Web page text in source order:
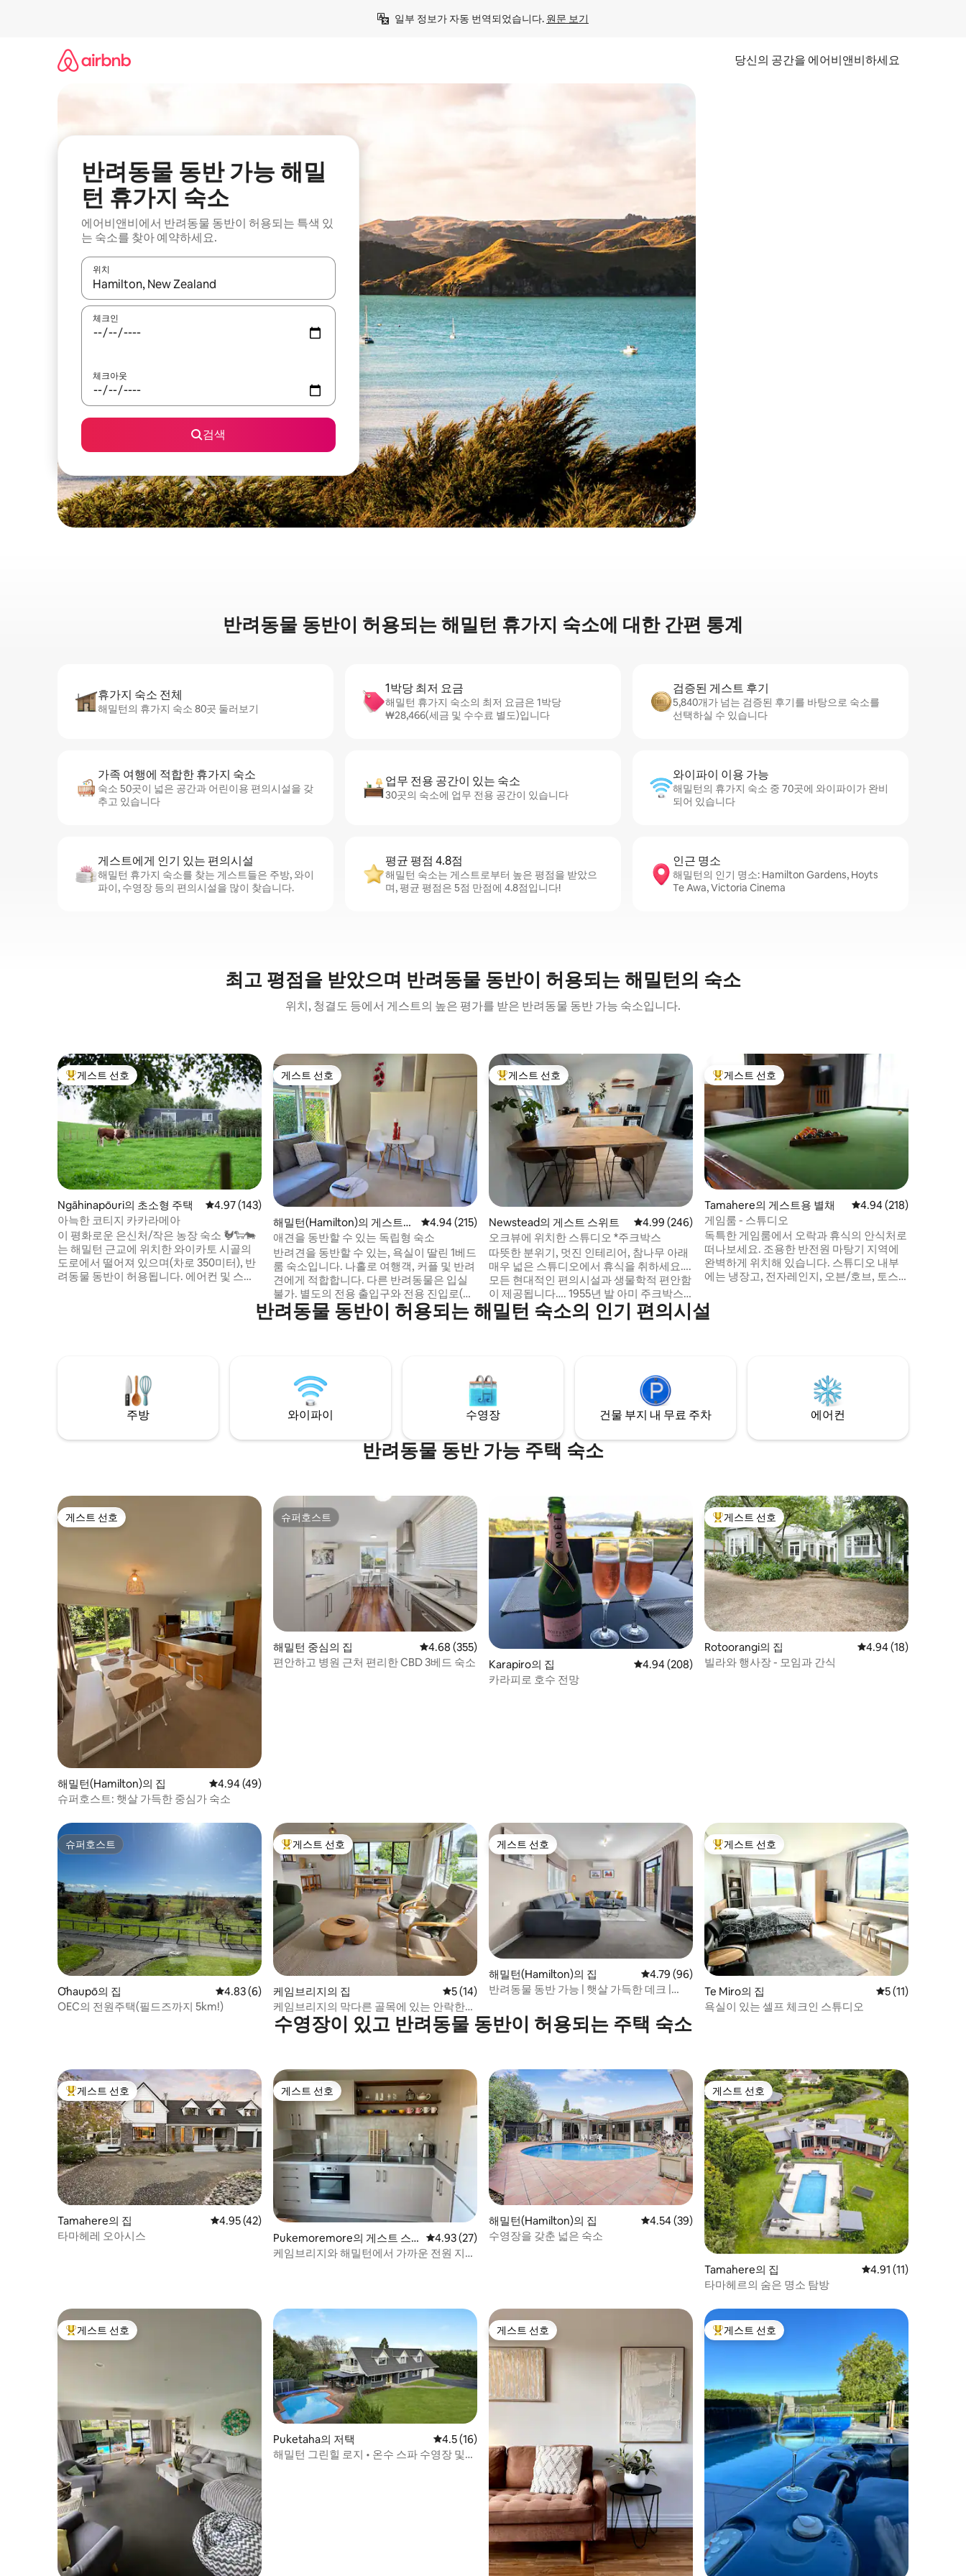
일부 정보가 자동 번역되었습니다. 원문 보기
당신의 공간을 에어비앤비하세요
반려동물 동반 가능 해밀
턴 휴가지 숙소
에어비앤비에서 반려동물 동반이 허용되는 특색 있
는 숙소를 찾아 예약하세요.
위치
결과가 나오면 위·아래 화살표 키를 사용하거나 터치 또는 스와이프 동작으로 탐색하세요.
체크인
체크아웃
검색
반려동물 동반이 허용되는 해밀턴 휴가지 숙소에 대한 간편 통계
휴가지 숙소 전체
해밀턴의 휴가지 숙소 80곳 둘러보기
1박당 최저 요금
해밀턴 휴가지 숙소의 최저 요금은 1박당
₩28,466(세금 및 수수료 별도)입니다
검증된 게스트 후기
5,840개가 넘는 검증된 후기를 바탕으로 숙소를
선택하실 수 있습니다
가족 여행에 적합한 휴가지 숙소
숙소 50곳이 넓은 공간과 어린이용 편의시설을 갖
추고 있습니다
업무 전용 공간이 있는 숙소
30곳의 숙소에 업무 전용 공간이 있습니다
와이파이 이용 가능
해밀턴의 휴가지 숙소 중 70곳에 와이파이가 완비
되어 있습니다
게스트에게 인기 있는 편의시설
해밀턴 휴가지 숙소를 찾는 게스트들은 주방, 와이
파이, 수영장 등의 편의시설을 많이 찾습니다.
평균 평점 4.8점
해밀턴 숙소는 게스트로부터 높은 평점을 받았으
며, 평균 평점은 5점 만점에 4.8점입니다!
인근 명소
해밀턴의 인기 명소: Hamilton Gardens, Hoyts
Te Awa, Victoria Cinema
최고 평점을 받았으며 반려동물 동반이 허용되는 해밀턴의 숙소
위치, 청결도 등에서 게스트의 높은 평가를 받은 반려동물 동반 가능 숙소입니다.
상위 게스트 선호
게스트 선호
Ngāhinapōuri의 초소형 주택 평점 4.97점(5점 만점), 후기 143개
4.97 (143)
아늑한 코티지 카카라메아
이 평화로운 은신처/작은 농장 숙소 🐓🐑🐄
는 해밀턴 근교에 위치한 와이카토 시골의
도로에서 떨어져 있으며(차로 350미터), 반
려동물 동반이 허용됩니다. 에어컨 및 스타
부시 산책로, 래글런 등에서 차로 50분 이내
퀸 사이즈 소파/침대는 3~4인 그룹만 이용
게스트 선호
게스트 선호
해밀턴(Hamilton)의 게스트
스위트
평점 4.94점(5점 만점), 후기 215개
4.94 (215)
애견을 동반할 수 있는 독립형 숙소
반려견을 동반할 수 있는, 욕실이 딸린 1베드
룸 숙소입니다. 나홀로 여행객, 커플 및 반려
견에게 적합합니다. 다른 반려동물은 입실
불가. 별도의 전용 출입구와 전용 진입로(간
이 차고 포함)가 있습니다. 완벽하게 울타리
가 있는 햇살 가득한 파티오/잔디 공간에서
정류장까지 단 200미터 거리에 있습니다.
침실에는 퀸사이즈 침대가 있으며, 숙소에
는 세탁 시설이 완비되어 있습니다.
상위 게스트 선호
게스트 선호
Newstead의 게스트 스위트 평점 4.99점(5점 만점), 후기 246개
4.99 (246)
오크뷰에 위치한 스튜디오 *주크박스
따뜻한 분위기, 멋진 인테리어, 참나무 아래
매우 넓은 스튜디오에서 휴식을 취하세요….
모든 현대적인 편의시설과 생물학적 편안함
이 제공됩니다…. 1955년 발 아미 주크박스
가 있어 즐거운 시간을 보내실 수 있습니다.
시끄러운 모텔보다 훨씬 좋습니다 - 매우 편
숙소에서 휴식을 즐기며 자신에게 선물을
주세요. 호비튼에 인접 고속도로 및 공항에
서 가까움 양조장 투어
상위 게스트 선호
게스트 선호
Tamahere의 게스트용 별채 평점 4.94점(5점 만점),
4.94 (218)
게임룸 - 스튜디오
독특한 게임룸에서 오락과 휴식의 안식처로
떠나보세요. 조용한 반전원 마탕기 지역에
완벽하게 위치해 있습니다. 스튜디오 내부
에는 냉장고, 전자레인지, 오븐/호브, 토스
습니다. 끝없는 엔터테인먼트를 즐길 수 있
는 당구대와 친선 대회를 즐길 수 있는 다른
토랑/관광지를 둘러볼 수 있는 궁극의 유연
반려동물 동반이 허용되는 해밀턴 숙소의 인기 편의시설
주방 와이파이 수영장 건물 부지 내 무료 주차 에어컨
반려동물 동반 가능 주택 숙소
게스트 선호
게스트 선호
해밀턴(Hamilton)의 집 평점 4.94점(5점 만점), 후기 49개
4.94 (49)
슈퍼호스트: 햇살 가득한 중심가 숙소
슈퍼호스트
슈퍼호스트
해밀턴 중심의 집 평점 4.68점(5점 만점), 후기 355개
4.68 (355)
편안하고 병원 근처 편리한 CBD 3베드 숙소
Karapiro의 집 평점 4.94점(5점 만점), 후기 208개
4.94 (208)
카라피로 호수 전망
상위 게스트 선호
게스트 선호
Rotoorangi의 집 평점 4.94점(5점 만점
4.94 (18)
빌라와 행사장 - 모임과 간식
슈퍼호스트
슈퍼호스트
Ōhaupō의 집 평점 4.83점(5점 만점), 후기 6개
4.83 (6)
OEC의 전원주택(필드즈까지 5km!)
상위 게스트 선호
게스트 선호
케임브리지의 집 평점 5점(5점 만점), 후기 14개
5 (14)
케임브리지의 막다른 골목에 있는 안락한
숙소
게스트 선호
게스트 선호
해밀턴(Hamilton)의 집 평점 4.79점(5점 만점), 후기 96개
4.79 (96)
반려동물 동반 가능 | 햇살 가득한 데크 |
상위 게스트 선호
게스트 선호
Te Miro의 집 평점 5점(5점 만점
5 (11)
욕실이 있는 셀프 체크인 스튜디오
수영장이 있고 반려동물 동반이 허용되는 주택 숙소
상위 게스트 선호
게스트 선호
Tamahere의 집 평점 4.95점(5점 만점), 후기 42개
4.95 (42)
타마헤레 오아시스
게스트 선호
게스트 선호
Pukemoremore의 게스트 스
위트
평점 4.93점(5점 만점), 후기 27개
4.93 (27)
케임브리지와 해밀턴에서 가까운 전원 지역
해밀턴(Hamilton)의 집 평점 4.54점(5점 만점), 후기 39개
4.54 (39)
수영장을 갖춘 넓은 숙소
게스트 선호
게스트 선호
Tamahere의 집 평점 4.91점(5점 만점
4.91 (11)
타마헤르의 숨은 명소 탐방
상위 게스트 선호
게스트 선호
Puketaha의 저택 평점 4.5점(5점 만점), 후기 16개
4.5 (16)
해밀턴 그린힐 로지 • 온수 스파 수영장 및
게스트 선호
게스트 선호 상위 게스트 선호
게스트 선호